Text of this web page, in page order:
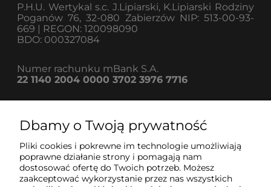
P.H.U. Wertykal s.c. J.Lipiarski, K.Lipiarski Rodziny
Poganów 76, 32-080 Zabierzów NIP: 513-00-93-
669 | REGON: 120098090
BDO: 000327084
Numer rachunku mBank S.A.
22 1140 2004 0000 3702 3976 7716
Informacje
Strefa klienta
Dbamy o Twoją prywatność
Pliki cookies i pokrewne im technologie umożliwiają
poprawne działanie strony i pomagają nam
dostosować ofertę do Twoich potrzeb. Możesz
zaakceptować wykorzystanie przez nas wszystkich